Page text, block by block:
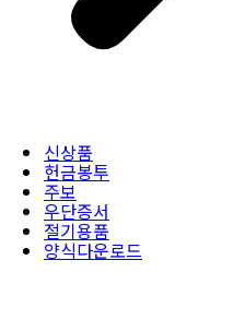
신상품
헌금봉투
주보
우단증서
절기용품
양식다운로드